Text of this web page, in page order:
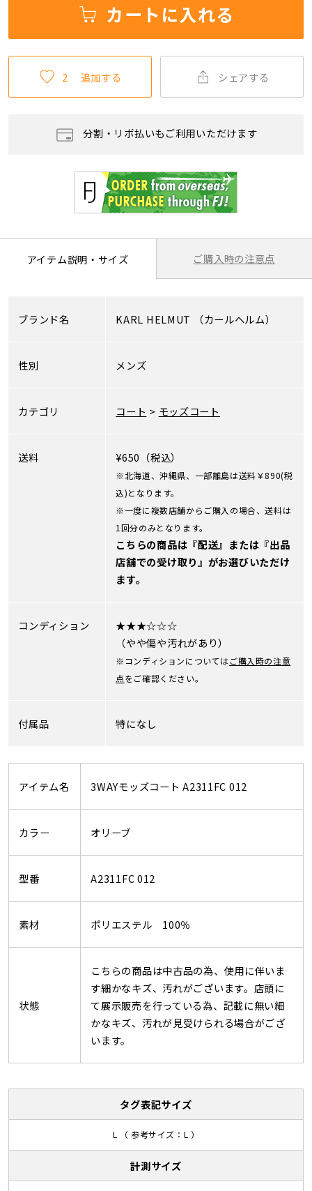
カートに入れる
2 追加する シェアする
分割・リボ払いもご利用いただけます
アイテム説明・サイズ ご購入時の注意点
ブランド名 KARL HELMUT （カールヘルム）
性別 メンズ
カテゴリ コート > モッズコート
送料 ¥650（税込）
※北海道、沖縄県、一部離島は送料￥890(税
込)となります。
※一度に複数店舗からご購入の場合、送料は
1回分のみとなります。
こちらの商品は『配送』または『出品
店舗での受け取り』がお選びいただけ
ます。
コンディション
★★★☆☆☆
（やや傷や汚れがあり）
※コンディションについてはご購入時の注意
点をご確認ください。
付属品 特になし
アイテム名 3WAYモッズコート A2311FC 012
カラー オリーブ
型番 A2311FC 012
素材 ポリエステル 100％
状態
こちらの商品は中古品の為、使用に伴いま
す細かなキズ、汚れがございます。店頭に
て展示販売を行っている為、記載に無い細
かなキズ、汚れが見受けられる場合がござ
います。
タグ表記サイズ
L （ 参考サイズ：L ）
計測サイズ